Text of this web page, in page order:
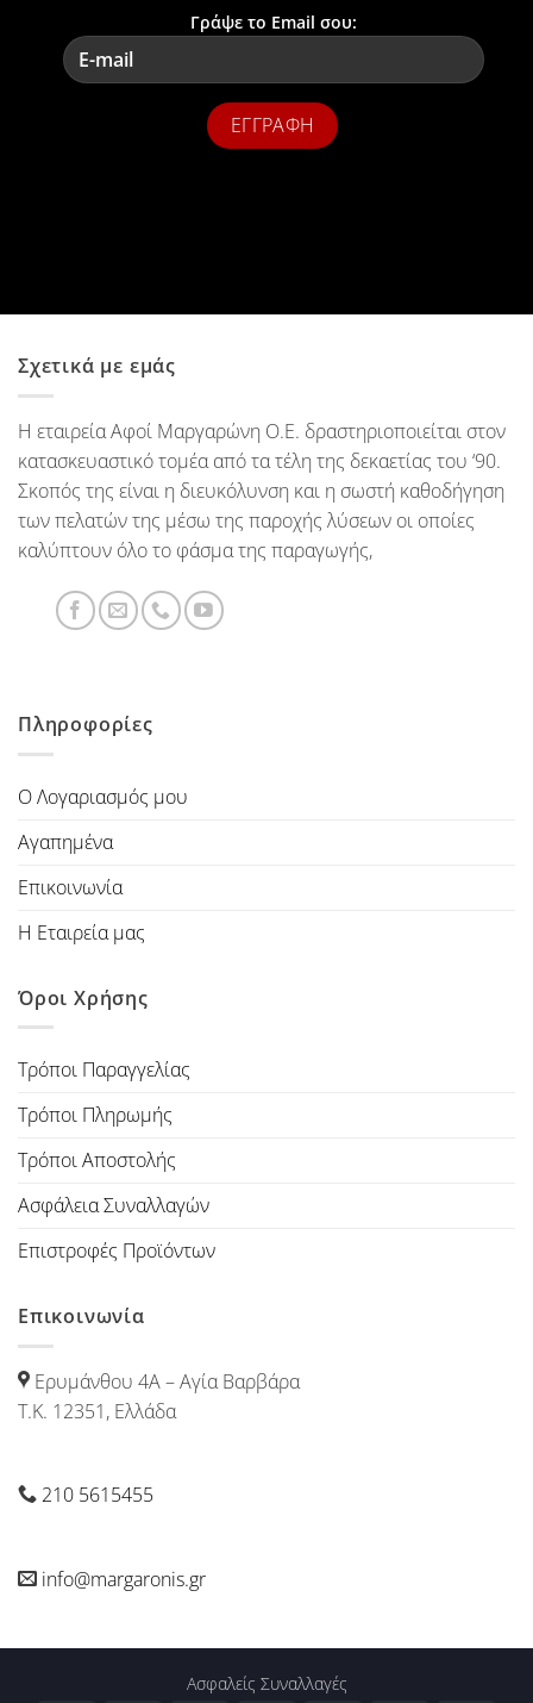
Γράψε το Email σου:
Σχετικά με εμάς
Η εταιρεία Αφοί Μαργαρώνη Ο.Ε. δραστηριοποιείται στον
κατασκευαστικό τομέα από τα τέλη της δεκαετίας του ‘90.
Σκοπός της είναι η διευκόλυνση και η σωστή καθοδήγηση
των πελατών της μέσω της παροχής λύσεων οι οποίες
καλύπτουν όλο το φάσμα της παραγωγής,
Πληροφορίες
Ο Λογαριασμός μου
Αγαπημένα
Επικοινωνία
Η Εταιρεία μας
Όροι Χρήσης
Τρόποι Παραγγελίας
Τρόποι Πληρωμής
Τρόποι Αποστολής
Ασφάλεια Συναλλαγών
Επιστροφές Προϊόντων
Επικοινωνία
Ερυμάνθου 4Α – Αγία Βαρβάρα
Τ.Κ. 12351, Ελλάδα
210 5615455
info@margaronis.gr
Ασφαλείς Συναλλαγές